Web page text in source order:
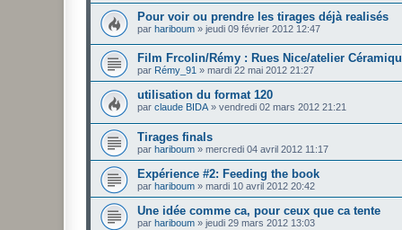
Pour voir ou prendre les tirages déjà realisés
par hariboum » jeudi 09 février 2012 12:47
Film Frcolin/Rémy : Rues Nice/atelier
par Rémy_91 » mardi 22 mai 2012 21:27
utilisation du format 120
par claude BIDA» vendredi 02 mars 2012 21:21
Tirages finals
par hariboum » mercredi 04 avril 2012 11:17
Expérience #2: Feeding the book
par hariboum » mardi 10 avril 2012 20:42
Une idée comme ca, pour ceux que ca tente
par hariboum » jeudi 29 mars 2012 13:03